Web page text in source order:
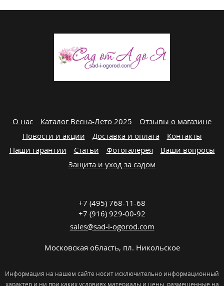
О нас Каталог Весна-Лето 2025
Отзывы о магазине
Новости и акции
Доставка и оплата
Контакты
Наши гарантии
Статьи Фотогалерея
Ваши вопросы
Защита и уход за садом
+7 (495) 768-11-68
+7 (916) 929-00-92
sales@sad-i-ogorod.com
Московская область, пл. Никольcкое
Информация на нашем сайте носит исключительно информационный
характер и ни при каких условиях материалы и цены, размещенные на